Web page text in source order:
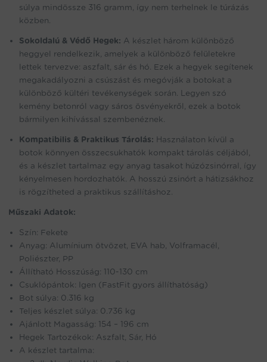
súlya mindössze 316 gramm, így nem terhelnek le túrázás
közben.
Sokoldalú & Védő Hegek: A készlet három különböző
heggyel rendelkezik, amelyek a különböző felületekre
lettek tervezve: aszfalt, sár és hó. Ezek a hegyek segítenek
megakadályozni a csúszást és megóvják a botokat a
különböző kültéri tevékenységek során. Legyen szó
kemény betonról vagy sáros ösvényekről, ezek a botok
bármilyen kihívással szembenéznek.
Kompatibilis & Praktikus Tárolás: Használaton kívül a
botok könnyen összecsukhatók kompakt tárolás céljából,
és a készlet tartalmaz egy anyag tasakot húzózsinórral, így
kényelmesen hordozhatók. A hosszú zsinórt a hátizsákhoz
is rögzítheted a praktikus szállításhoz.
Műszaki Adatok:
Szín: Fekete
Anyag: Alumínium ötvözet, EVA hab, Volframacél,
Poliészter, PP
Állítható Hosszúság: 110-130 cm
Csuklópántok: Igen (FastFit gyors állíthatóság)
Bot súlya: 0.316 kg
Teljes készlet súlya: 0.736 kg
Ajánlott Magasság: 154 – 196 cm
Hegek Tartozékok: Aszfalt, Sár, Hó
A készlet tartalma: